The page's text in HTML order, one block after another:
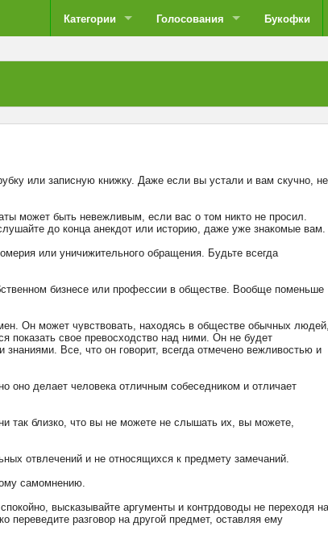
Категории Голосования Букофки
или записную книжку. Даже если вы устали и вам скучно, не
может быть невежливым, если вас о том никто не просил.
до конца анекдот или историю, даже уже знакомые вам.
или уничижительного обращения. Будьте всегда
бизнесе или профессии в обществе. Вообще поменьше
Он может чувствовать, находясь в обществе обычных
показать свое превосходство над ними. Он не будет
Все, что он говорит, всегда отмечено вежливостью и
делает человека отличным собеседником и отличает
так близко, что вы не можете не слышать их, вы можете,
отвлечений и не относящихся к предмету замечаний.
самомнению.
высказывайте аргументы и контрдоводы не переходя на
переведите разговор на другой предмет, оставляя ему